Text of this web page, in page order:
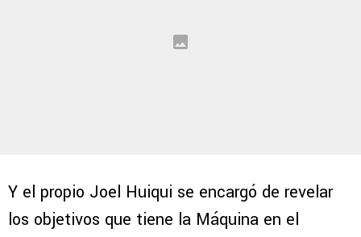
Y el propio Joel Huiqui se encargó de revelar
los objetivos que tiene la Máquina en el